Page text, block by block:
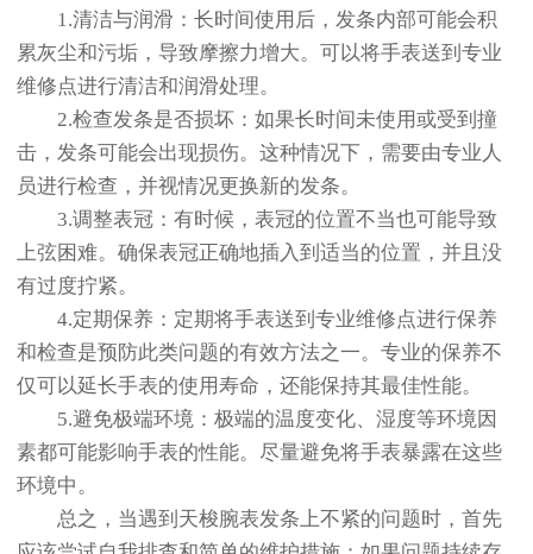
1.清洁与润滑：长时间使用后，发条内部可能会积
累灰尘和污垢，导致摩擦力增大。可以将手表送到专业
维修点进行清洁和润滑处理。
2.检查发条是否损坏：如果长时间未使用或受到撞
击，发条可能会出现损伤。这种情况下，需要由专业人
员进行检查，并视情况更换新的发条。
3.调整表冠：有时候，表冠的位置不当也可能导致
上弦困难。确保表冠正确地插入到适当的位置，并且没
有过度拧紧。
4.定期保养：定期将手表送到专业维修点进行保养
和检查是预防此类问题的有效方法之一。专业的保养不
仅可以延长手表的使用寿命，还能保持其最佳性能。
5.避免极端环境：极端的温度变化、湿度等环境因
素都可能影响手表的性能。尽量避免将手表暴露在这些
环境中。
总之，当遇到天梭腕表发条上不紧的问题时，首先